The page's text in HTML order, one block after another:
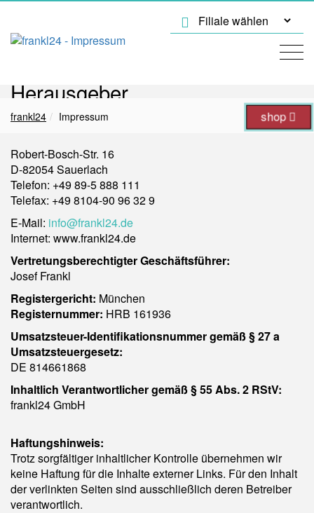
shop
frankl24 Impressum
Herausgeber
frankl24 GmbH
Robert-Bosch-Str. 16
D-82054 Sauerlach
Telefon: +49 89-5 888 111
Telefax: +49 8104-90 96 32 9
E-Mail: info@frankl24.de
Internet: www.frankl24.de
Vertretungsberechtigter Geschäftsführer:
Josef Frankl
Registergericht: München
Registernummer: HRB 161936
Umsatzsteuer-Identifikationsnummer gemäß § 27 a
Umsatzsteuergesetz:
DE 814661868
Inhaltlich Verantwortlicher gemäß § 55 Abs. 2 RStV:
frankl24 GmbH
Haftungshinweis:
Trotz sorgfältiger inhaltlicher Kontrolle übernehmen wir
keine Haftung für die Inhalte externer Links. Für den Inhalt
der verlinkten Seiten sind ausschließlich deren Betreiber
verantwortlich.